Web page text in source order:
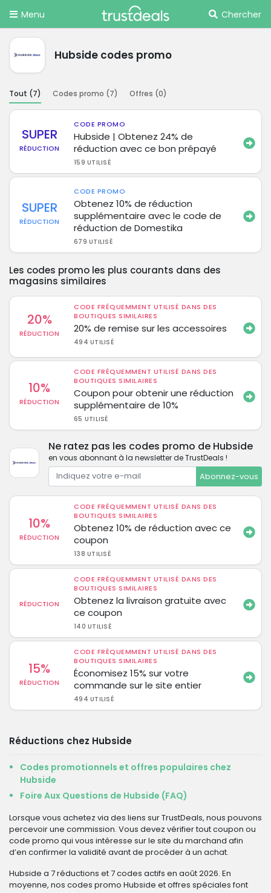
Menu Chercher
Hubside codes promo
Tout (7) Codes promo (7) Offres (0)
SUPER
RÉDUCTION
CODE PROMO
Hubside | Obtenez 24% de
réduction avec ce bon prépayé
159 UTILISÉ
SUPER
RÉDUCTION
CODE PROMO
Obtenez 10% de réduction
supplémentaire avec le code de
réduction de Domestika
679 UTILISÉ
Les codes promo les plus courants dans des
magasins similaires
20%
RÉDUCTION
CODE FRÉQUEMMENT UTILISÉ DANS DES
BOUTIQUES SIMILAIRES
20% de remise sur les accessoires
494 UTILISÉ
10%
RÉDUCTION
CODE FRÉQUEMMENT UTILISÉ DANS DES
BOUTIQUES SIMILAIRES
Coupon pour obtenir une réduction
supplémentaire de 10%
65 UTILISÉ
Ne ratez pas les codes promo de Hubside
en vous abonnant à la newsletter de TrustDeals !
Abonnez-vous
10%
RÉDUCTION
CODE FRÉQUEMMENT UTILISÉ DANS DES
BOUTIQUES SIMILAIRES
Obtenez 10% de réduction avec ce
coupon
138 UTILISÉ
RÉDUCTION
CODE FRÉQUEMMENT UTILISÉ DANS DES
BOUTIQUES SIMILAIRES
Obtenez la livraison gratuite avec
ce coupon
140 UTILISÉ
15%
RÉDUCTION
CODE FRÉQUEMMENT UTILISÉ DANS DES
BOUTIQUES SIMILAIRES
Économisez 15% sur votre
commande sur le site entier
494 UTILISÉ
Réductions chez Hubside
Codes promotionnels et offres populaires chez
Hubside
Foire Aux Questions de Hubside (FAQ)
Lorsque vous achetez via des liens sur TrustDeals, nous pouvons
percevoir une commission. Vous devez vérifier tout coupon ou
code promo qui vous intéresse sur le site du marchand afin
d’en confirmer la validité avant de procéder à un achat.
Hubside a 7 réductions et 7 codes actifs en août 2026. En
moyenne, nos codes promo Hubside et offres spéciales font